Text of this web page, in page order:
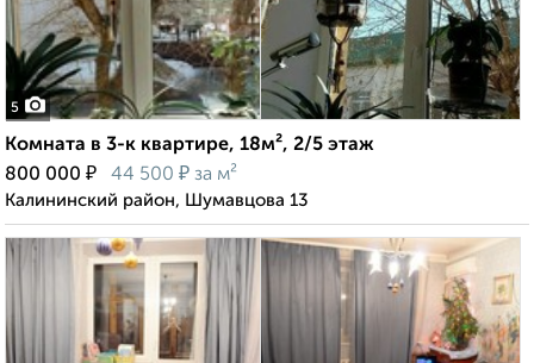
5
Комната в 3-к квартире, 18м², 2/5 этаж
800 000 ₽ 44 500 ₽ за м²
Калининский район, Шумавцова 13